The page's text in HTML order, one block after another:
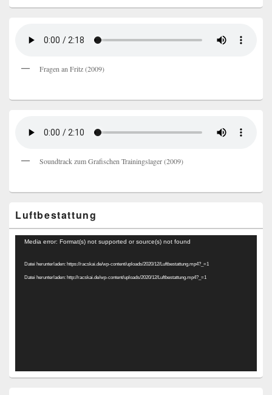
Fragen an Fritz (2009)
Soundtrack zum Grafischen Trainingslager (2009)
Luftbestattung
Video-
Media error: Format(s) not supported or source(s) not found
Datei herunterladen: https://racskai.de/wp-content/uploads/2020/12/Luftbestattung.mp4?_=1
Datei herunterladen: http://racskai.de/wp-content/uploads/2020/12/Luftbestattung.mp4?_=1